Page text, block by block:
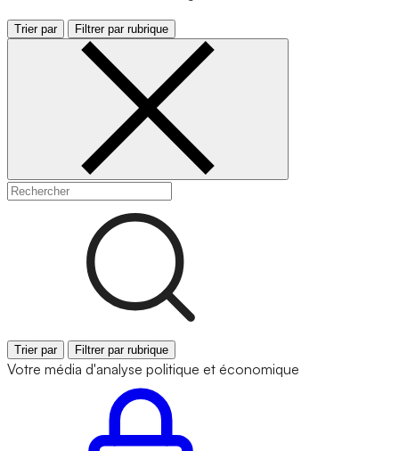
Trier par Filtrer par rubrique
Trier par Filtrer par rubrique
Votre média d'analyse politique et économique